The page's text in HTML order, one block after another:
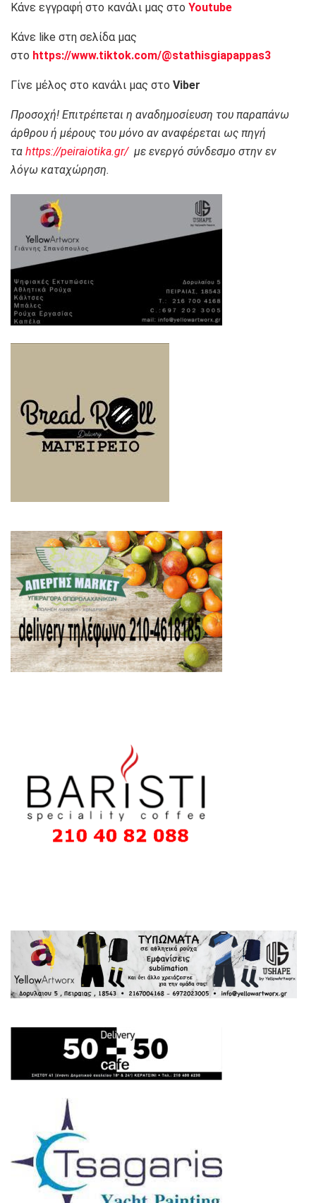
Κάνε εγγραφή στο κανάλι μας στο Youtube
Κάνε like στη σελίδα μας
στο https://www.tiktok.com/@stathisgiapappas3
Γίνε μέλος στο κανάλι μας στο Viber
Προσοχή! Επιτρέπεται η αναδημοσίευση του παραπάνω
άρθρου ή μέρους του μόνο αν αναφέρεται ως πηγή
τα https://peiraiotika.gr/με ενεργό σύνδεσμο στην εν
λόγω καταχώρηση.